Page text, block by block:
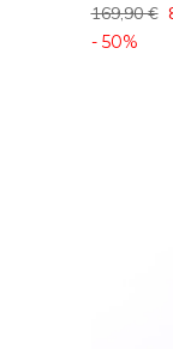
169,90 €
- 50%